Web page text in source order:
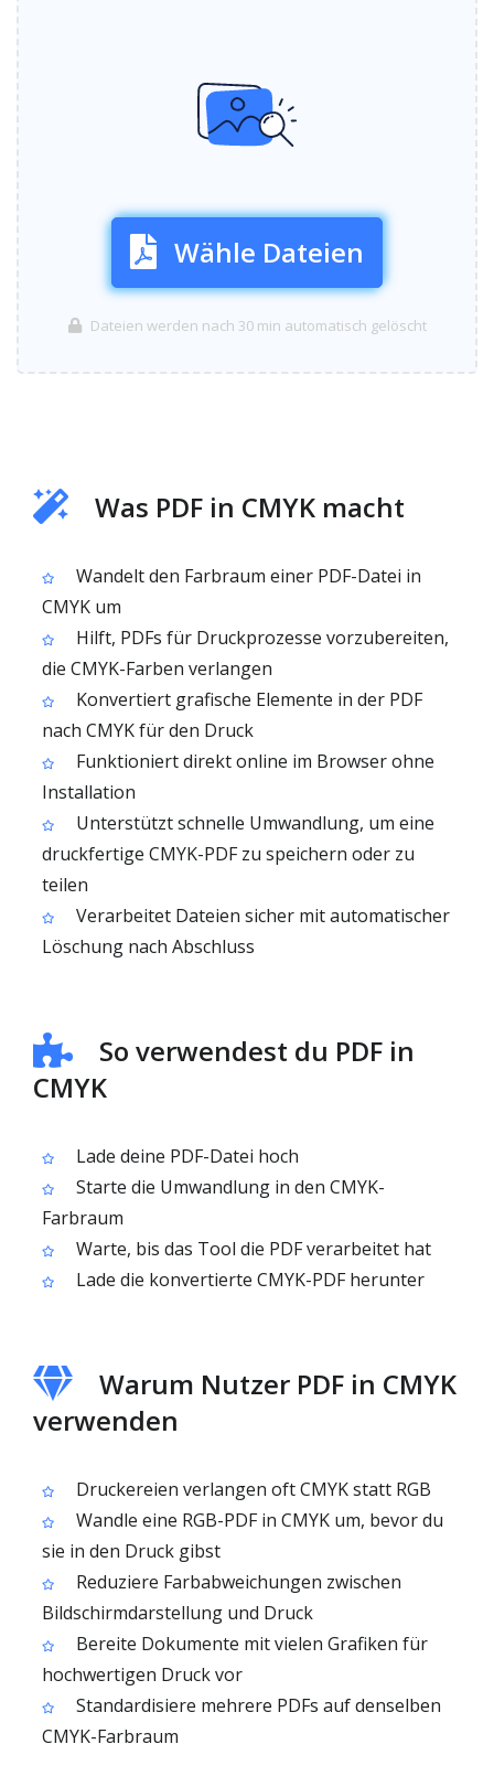
Wähle Dateien
Dateien werden nach 30 min automatisch gelöscht
Was PDF in CMYK macht
Wandelt den Farbraum einer PDF-Datei in
CMYK um
Hilft, PDFs für Druckprozesse vorzubereiten,
die CMYK-Farben verlangen
Konvertiert grafische Elemente in der PDF
nach CMYK für den Druck
Funktioniert direkt online im Browser ohne
Installation
Unterstützt schnelle Umwandlung, um eine
druckfertige CMYK-PDF zu speichern oder zu
teilen
Verarbeitet Dateien sicher mit automatischer
Löschung nach Abschluss
So verwendest du PDF in
CMYK
Lade deine PDF-Datei hoch
Starte die Umwandlung in den CMYK-
Farbraum
Warte, bis das Tool die PDF verarbeitet hat
Lade die konvertierte CMYK-PDF herunter
Warum Nutzer PDF in CMYK
verwenden
Druckereien verlangen oft CMYK statt RGB
Wandle eine RGB-PDF in CMYK um, bevor du
sie in den Druck gibst
Reduziere Farbabweichungen zwischen
Bildschirmdarstellung und Druck
Bereite Dokumente mit vielen Grafiken für
hochwertigen Druck vor
Standardisiere mehrere PDFs auf denselben
CMYK-Farbraum